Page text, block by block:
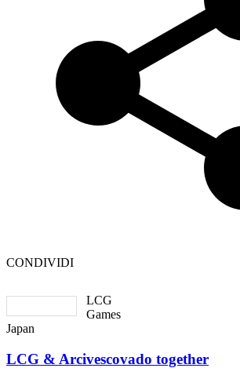
CONDIVIDI
LCG
Games
Japan
LCG & Arcivescovado together